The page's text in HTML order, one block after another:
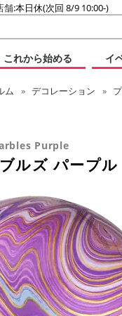
舗:本日休(次回 8/9 10:00-)
これから始める イ
ム デコレーション
Purple
ルズ パープル